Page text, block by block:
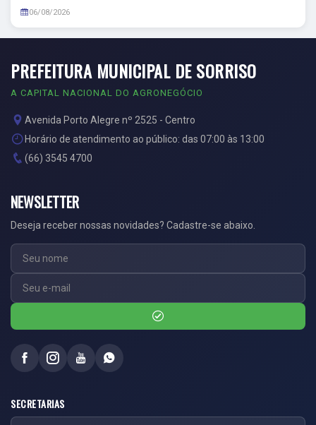
06/08/2026
PREFEITURA MUNICIPAL DE SORRISO
A CAPITAL NACIONAL DO AGRONEGÓCIO
Avenida Porto Alegre nº 2525 - Centro
Horário de atendimento ao público: das 07:00 às 13:00
(66) 3545 4700
NEWSLETTER
Deseja receber nossas novidades? Cadastre-se abaixo.
SECRETARIAS